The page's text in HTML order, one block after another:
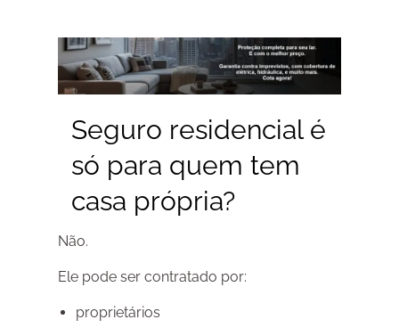
Seguro residencial é
só para quem tem
casa própria?
Não.
Ele pode ser contratado por:
proprietários